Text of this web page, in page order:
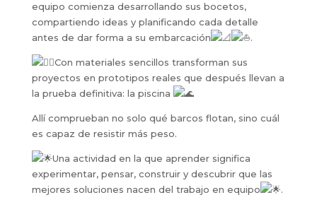
equipo comienza desarrollando sus bocetos,
compartiendo ideas y planificando cada detalle
antes de dar forma a su embarcación
.
Con materiales sencillos transforman sus
proyectos en prototipos reales que después llevan a
la prueba definitiva: la piscina
Allí comprueban no solo qué barcos flotan, sino cuál
es capaz de resistir más peso.
Una actividad en la que aprender significa
experimentar, pensar, construir y descubrir que las
mejores soluciones nacen del trabajo en equipo
.